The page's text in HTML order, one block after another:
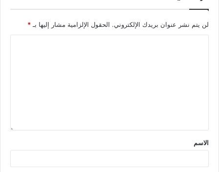
لن يتم نشر عنوان بريدك الإلكتروني. الحقول الإلزامية مشار إليها بـ*
الاسم